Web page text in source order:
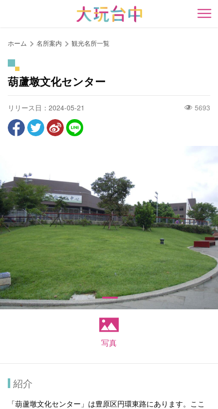
開
ホーム 名所案内 観光名所一覧
葫蘆墩文化センター
リリース日：2024-05-21 5693
写真
紹介
「葫蘆墩文化センター」は豊原区円環東路にあります。ここ